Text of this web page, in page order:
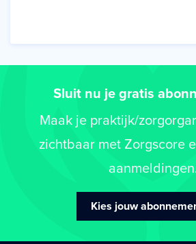
Sluit nu je gratis
Maak je praktijk/
zichtbaar met Zorgscore
Kies jouw